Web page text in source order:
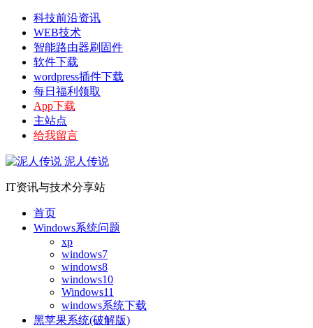
科技前沿资讯
WEB技术
智能路由器刷固件
软件下载
wordpress插件下载
每日福利领取
App下载
主站点
给我留言
泥人传说
IT资讯与技术分享站
首页
Windows系统问题
xp
windows7
windows8
windows10
Windows11
windows系统下载
黑苹果系统(破解版)